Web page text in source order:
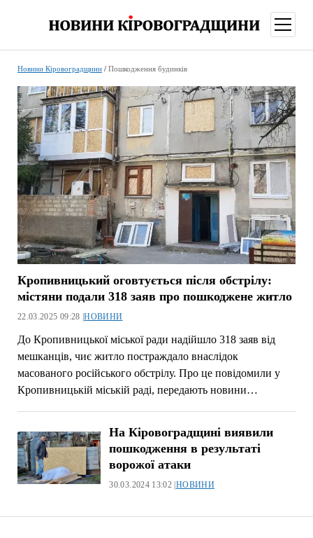
меню
Новини Кіровоградщини/ Пошкодження будинків
Кропивницький оговтується після обстрілу:
містяни подали 318 заяв про пошкоджене житло
22.03.2025 09:28 |НОВИНИ
До Кропивницької міської ради надійшло 318 заяв від
мешканців, чиє житло постраждало внаслідок
масованого російського обстрілу. Про це повідомили у
Кропивницькій міській раді, передають новини…
На Кіровоградщині виявили
пошкодження в результаті
ворожої атаки
30.03.2024 13:02 |НОВИНИ